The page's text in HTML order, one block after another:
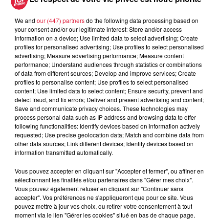
5 août 2026
Europa-Park : des précisons sur
l’après Euro-Mir
Dans la même série
vendredi 21 mars
La minute sport en Alsace avec Top Music
We and our (447) partnersdo the following data processing based on
your consent and/or our legitimate interest: Store and/or access
information on a device; Use limited data to select advertising; Create
profiles for personalised advertising; Use profiles to select personalised
advertising; Measure advertising performance; Measure content
performance; Understand audiences through statistics or combinations
of data from different sources; Develop and improve services; Create
profiles to personalise content; Use profiles to select personalised
content; Use limited data to select content; Ensure security, prevent and
detect fraud, and fix errors; Deliver and present advertising and content;
Save and communicate privacy choices. These technologies may
process personal data such as IP address and browsing data to offer
following functionalities: Identify devices based on information actively
requested; Use precise geolocation data; Match and combine data from
other data sources; Link different devices; Identify devices based on
information transmitted automatically.
Vous pouvez accepter en cliquant sur "Accepter et fermer", ou affiner en
sélectionnant les finalités et/ou partenaires dans "Gérer mes choix".
Vous pouvez également refuser en cliquant sur "Continuer sans
accepter". Vos préférences ne s'appliqueront que pour ce site. Vous
pouvez mettre à jour vos choix, ou retirer votre consentement à tout
moment via le lien "Gérer les cookies" situé en bas de chaque page.